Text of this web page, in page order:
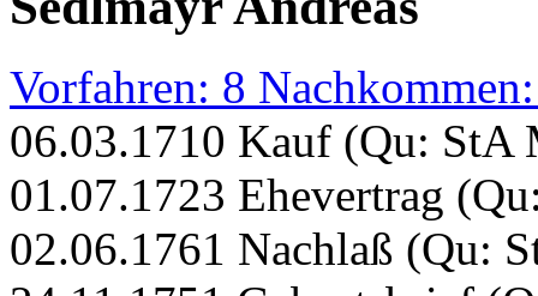
Vorfahren: 8
06.03.1710 Kauf (Qu: StA
01.07.1723 Ehevertrag
02.06.1761 Nachlaß (Qu: